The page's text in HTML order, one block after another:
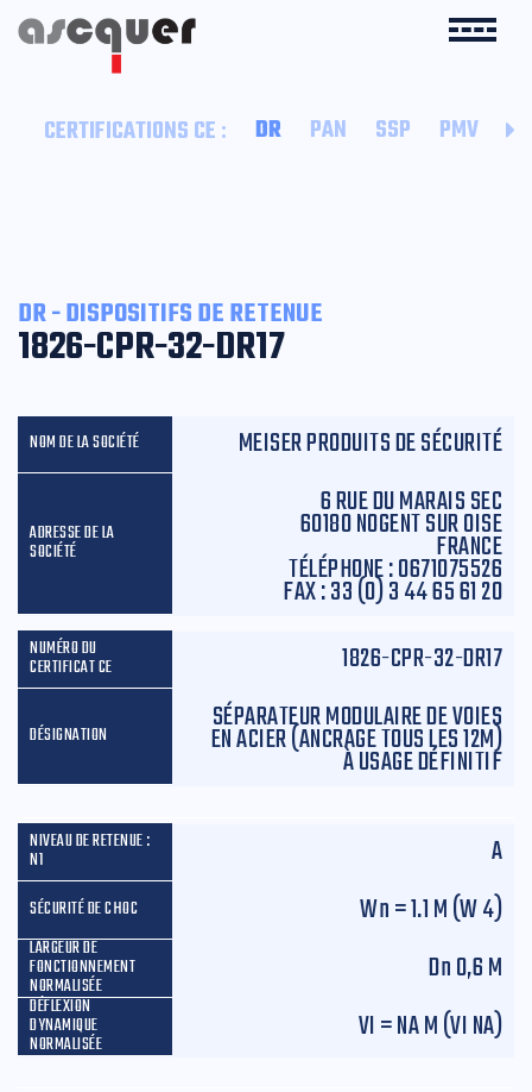
CERTIFICATIONS CE : DR PAN SSP PMV
DR - DISPOSITIFS DE RETENUE
1826-CPR-32-DR17
MEISER PRODUITS DE SÉCURITÉ
6 RUE DU MARAIS SEC
60180 NOGENT SUR OISE
FRANCE
TÉLÉPHONE :0671075526
FAX :33 (0) 3 44 65 61 20
1826-CPR-32-DR17
SÉPARATEUR MODULAIRE DE VOIES
EN ACIER (ANCRAGE TOUS LES 12M)
À USAGE DÉFINITIF
A
Wn= 1.1 M (W 4)
Dn0,6 M
VI = NA M (VI NA)